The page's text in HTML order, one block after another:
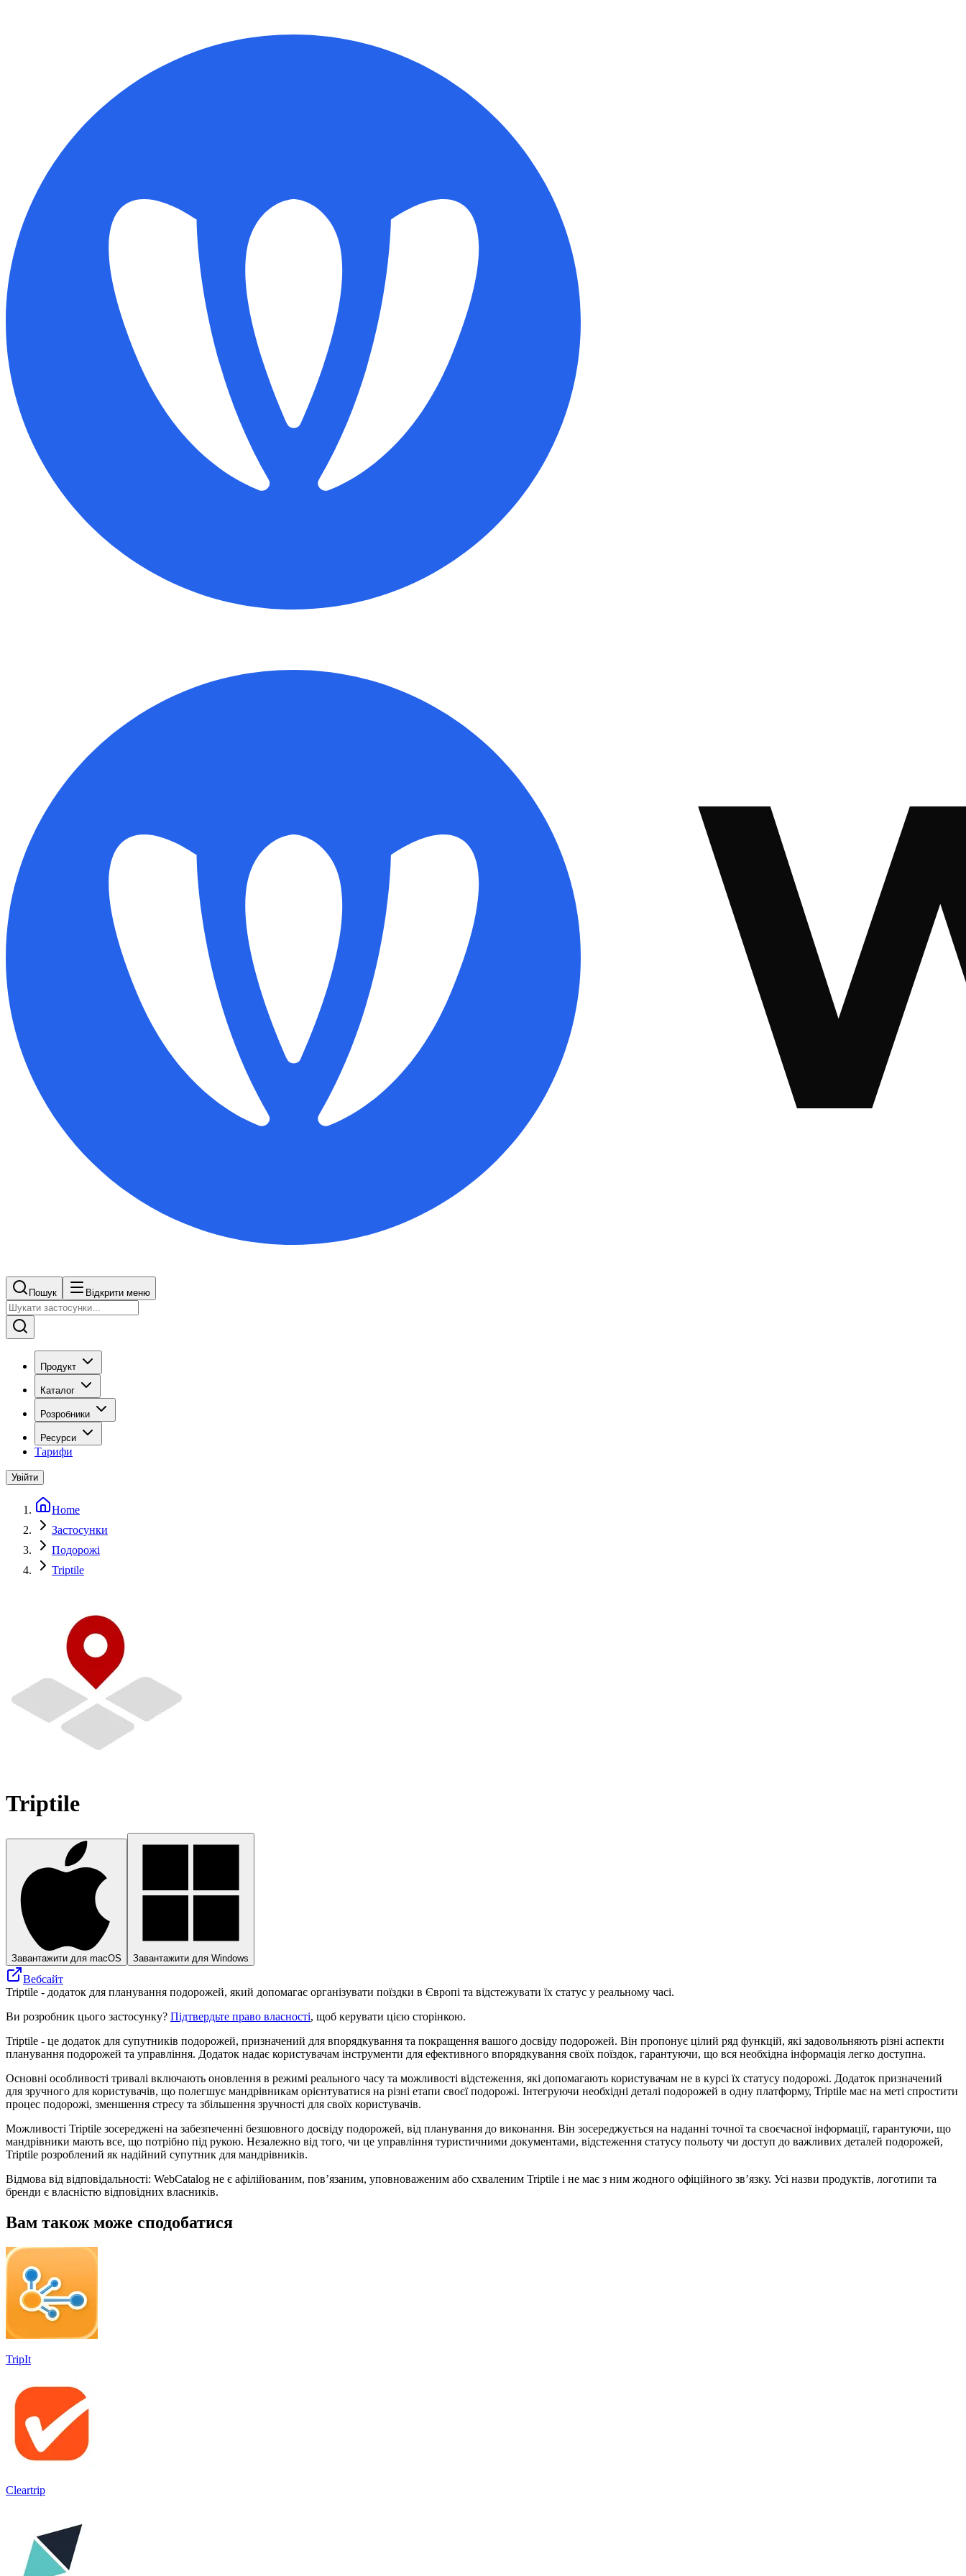
Пошук Відкрити меню
Продукт
Каталог
Розробники
Ресурси
Тарифи
Увійти
Home
Застосунки
Подорожі
Triptile
Triptile
Завантажити для macOS Завантажити для Windows
Вебсайт
Triptile - додаток для планування подорожей, який допомагає організувати поїздки в Європі та відстежувати їх статус у реальному часі.
Ви розробник цього застосунку? Підтвердьте право власності, щоб керувати цією сторінкою.
Triptile - це додаток для супутників подорожей, призначений для впорядкування та покращення вашого досвіду подорожей. Він пропонує цілий ряд функцій, які задовольняють різні аспекти
планування подорожей та управління. Додаток надає користувачам інструменти для ефективного впорядкування своїх поїздок, гарантуючи, що вся необхідна інформація легко доступна.
Основні особливості тривалі включають оновлення в режимі реального часу та можливості відстеження, які допомагають користувачам не в курсі їх статусу подорожі. Додаток призначений
для зручного для користувачів, що полегшує мандрівникам орієнтуватися на різні етапи своєї подорожі. Інтегруючи необхідні деталі подорожей в одну платформу, Triptile має на меті спростити
процес подорожі, зменшення стресу та збільшення зручності для своїх користувачів.
Можливості Triptile зосереджені на забезпеченні безшовного досвіду подорожей, від планування до виконання. Він зосереджується на наданні точної та своєчасної інформації, гарантуючи, що
мандрівники мають все, що потрібно під рукою. Незалежно від того, чи це управління туристичними документами, відстеження статусу польоту чи доступ до важливих деталей подорожей,
Triptile розроблений як надійний супутник для мандрівників.
Відмова від відповідальності: WebCatalog не є афілійованим, пов’язаним, уповноваженим або схваленим Triptile і не має з ним жодного офіційного зв’язку. Усі назви продуктів, логотипи та
бренди є власністю відповідних власників.
Вам також може сподобатися
TripIt
Cleartrip